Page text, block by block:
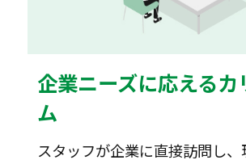
企業ニーズに応えるカ
ム
スタッフが企業に直接訪問し、